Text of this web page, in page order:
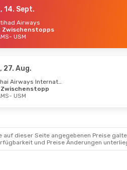
Sept.
14. Sept.
Airways
Zwischenstopps
- USM
27. Aug.
Thai Airways International
Zwischenstopp
- USM
auf dieser Seite angegebenen Preise
und Preise Änderungen